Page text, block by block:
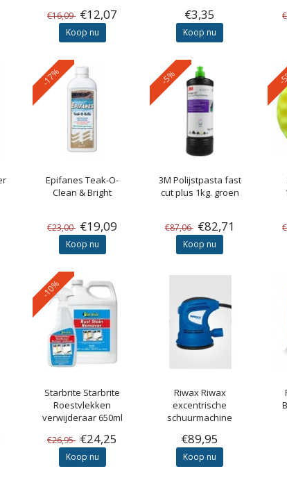
€16,09 €12,07
Koop nu
€3,35
Koop nu
-17%
Epifanes Teak-O-
Clean & Bright
€23,00 €19,09
Koop nu
-5%
3M Polijstpasta fast
cut plus 1kg. groen
€87,06 €82,71
Koop nu
-
-10%
Starbrite Starbrite
Roestvlekken
verwijderaar 650ml
€26,95 €24,25
Koop nu
RiwaxRiwax
excentrische
schuurmachine
€89,95
Koop nu